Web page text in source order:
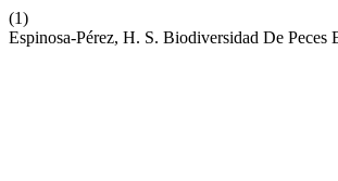
(1)
Espinosa-Pérez, H. S. Biodiversidad De Peces